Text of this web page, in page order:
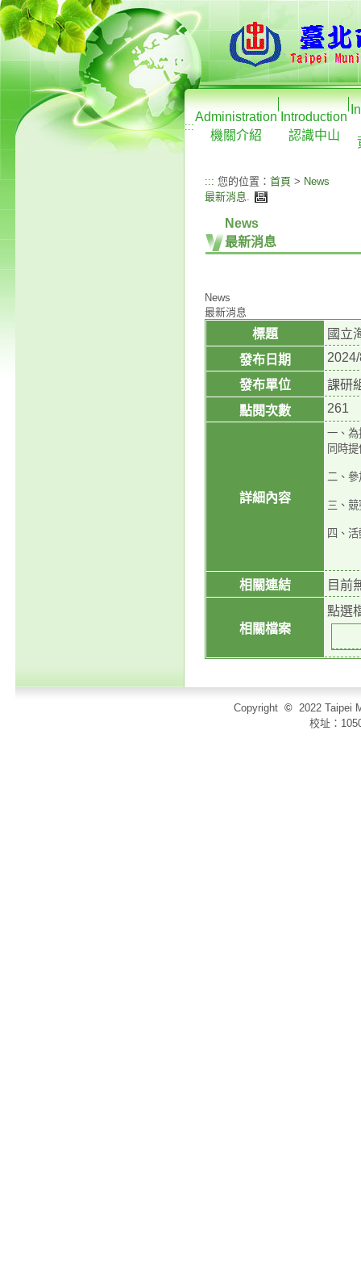
:::
Administration
機關介紹
Introduction
認識中山
::: 您的位置： 首頁 > News
最新消息.
News
最新消息
News
最新消息
標題
國立
發布日期
發布單位
課研
點閱次數
261
詳細內容
一、
同時
二、參
三、
四、
相關連結 目前
相關檔案
點選
Copyright © 2022 Taipei
校址：